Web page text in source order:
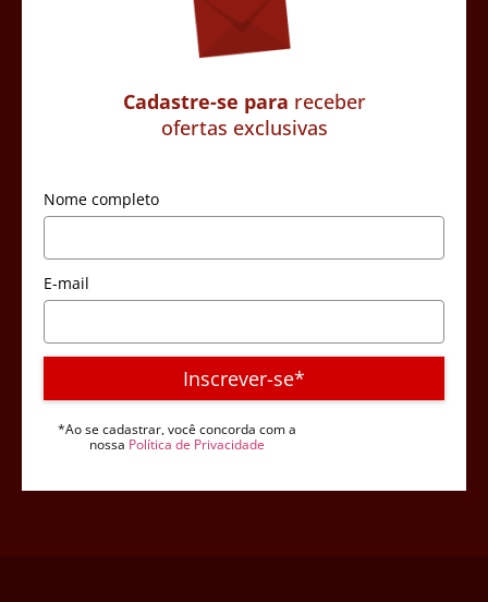
Cadastre-se para receber
ofertas exclusivas
Nome completo
E-mail
Inscrever-se*
*Ao se cadastrar, você concorda com a
nossa Política de Privacidade